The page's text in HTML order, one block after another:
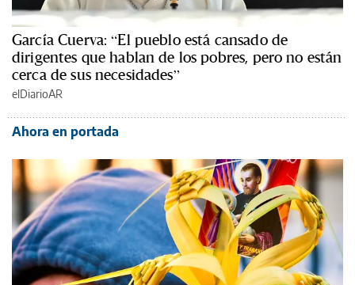
García Cuerva: “El pueblo está cansado de
dirigentes que hablan de los pobres, pero no están
cerca de sus necesidades”
elDiarioAR
Ahora en portada